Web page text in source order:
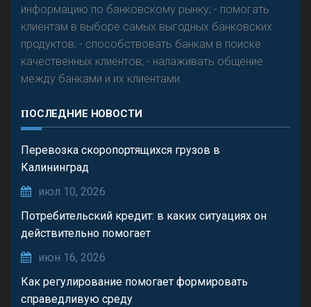
информацию по банковскому рынку; - помогать
клиентам в выборе самых выгодных банковских
продуктов; - способствовать банкам в поиске
качественных клиентов; - налаживать общение
между банками и их клиентами.
ПОСЛЕДНИЕ НОВОСТИ
Перевозка скоропортящихся грузов в
Калининград
июл 10, 2026
Потребительский кредит: в каких ситуациях он
действительно помогает
июн 16, 2026
Как регулирование помогает формировать
справедливую среду